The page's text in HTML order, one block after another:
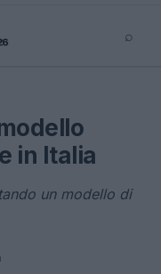
⌕
in Italia
un modello di